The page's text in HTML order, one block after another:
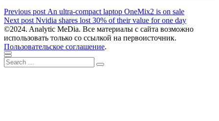
Навигация
по
записям
Previous post Previous
post:
An ultra-compact laptop OneMix2 is on sale
Next post Next
post:
Nvidia shares lost 30% of their value for one day
©2024. Analytic MeDia. Все материалы с сайта возможно
использовать только со ссылкой на первоисточник.
Пользовательское соглашение.
Scroll
to
Close
Search
for:
Search